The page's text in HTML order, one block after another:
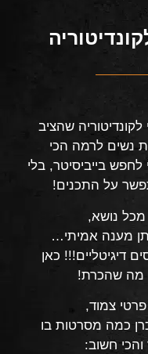
שהציב
נשים לרמה הכי
בייביסיטר, בלי
על התכנים!
נושא,
מענה אמיתי…
דיגיטליים!!! כאן
מה שהכרת!
צמוד,
כמה מסרטות בו
והכי חשוב: